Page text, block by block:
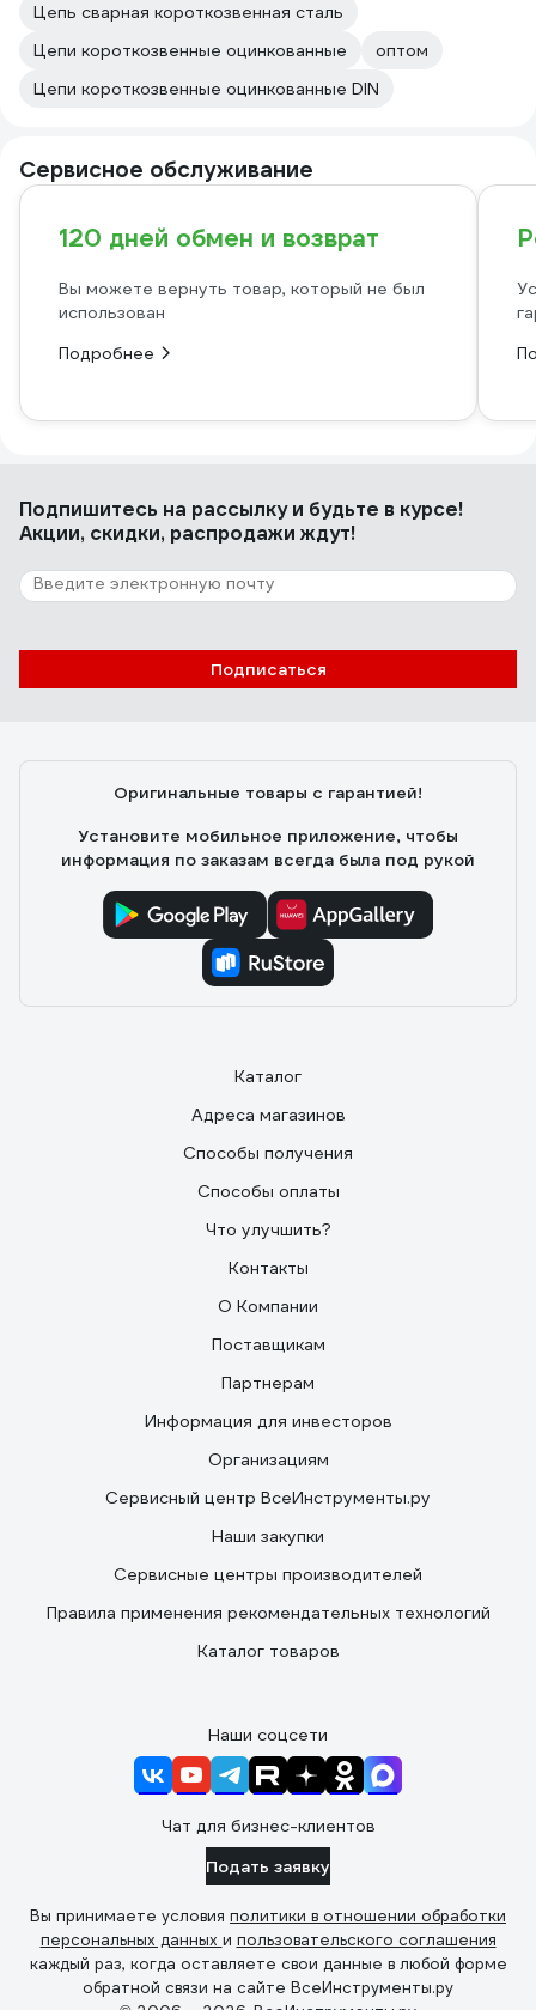
Цепь сварная короткозвенная сталь
Цепи короткозвенные оцинкованные
оптом
Цепи короткозвенные оцинкованные DIN
Сервисное обслуживание
120 дней обмен и возврат
Вы можете вернуть товар, который не был
использован
Подробнее
Подпишитесь на рассылкуи будьте в курсе!
Акции, скидки, распродажи ждут!
Подписаться
Оригинальные товары с гарантией!
Установите мобильное приложение, чтобы
информация по заказам всегда была под рукой
Каталог
Адреса магазинов
Способы получения
Способы оплаты
Что улучшить?
Контакты
О Компании
Поставщикам
Партнерам
Информация для инвесторов
Организациям
Сервисный центр ВсеИнструменты.ру
Наши закупки
Сервисные центры производителей
Правила применения рекомендательных технологий
Каталог товаров
Наши соцсети
Чат для бизнес-клиентов
Подать заявку
Вы принимаете условия политики в отношении обработки
персональных данных и пользовательского соглашения
каждый раз, когда оставляете свои данные в любой форме
обратной связи на сайте ВсеИнструменты.ру